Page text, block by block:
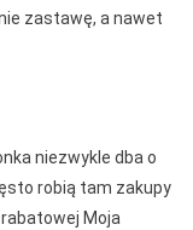
zastawę, a nawet
niezwykle dba o
robią tam zakupy
Moja